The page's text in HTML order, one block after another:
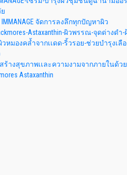
IMMANAGE จัดการลงลึกทุกปัญหาผิว
ร้างสุขภาพเเละความงามจากภายในด้วย
Astaxanthin